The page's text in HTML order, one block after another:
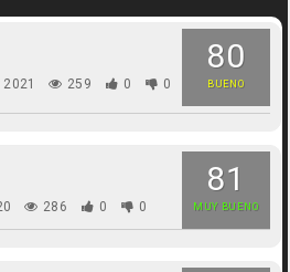
80
BUENO
259 0 0
81
MUY BUENO
286 0 0